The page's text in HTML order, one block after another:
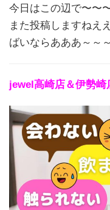
今日はこの辺で〜〜
また投稿しますねえ
ばいならあああ～～～
jewel高崎店＆伊勢崎